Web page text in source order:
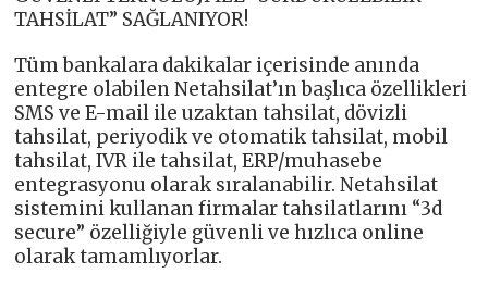
TAHSİLAT” SAĞLANIYOR!
Tüm bankalara dakikalar içerisinde anında
entegre olabilen Netahsilat’ın başlıca özellikleri
SMS ve E-mail ile uzaktan tahsilat, dövizli
tahsilat, periyodik ve otomatik tahsilat, mobil
tahsilat, IVR ile tahsilat, ERP/muhasebe
entegrasyonu olarak sıralanabilir. Netahsilat
sistemini kullanan firmalar tahsilatlarını “3d
secure” özelliğiyle güvenli ve hızlıca online
olarak tamamlıyorlar.